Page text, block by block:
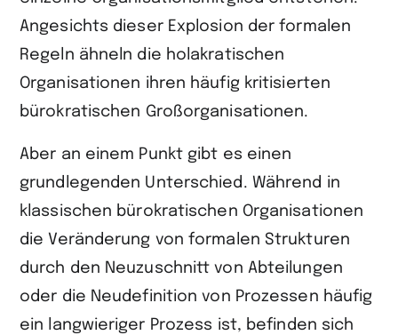
Angesichts dieser Explosion der formalen
Regeln ähneln die holakratischen
Organisationen ihren häufig kritisierten
bürokratischen Großorganisationen.
Aber an einem Punkt gibt es einen
grundlegenden Unterschied. Während in
klassischen bürokratischen Organisationen
die Veränderung von formalen Strukturen
durch den Neuzuschnitt von Abteilungen
oder die Neudefinition von Prozessen häufig
ein langwieriger Prozess ist, befinden sich